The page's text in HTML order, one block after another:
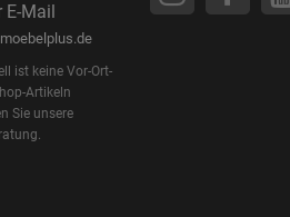
E-Mail
ist keine Vor-Ort-
Artikeln
Sie unsere